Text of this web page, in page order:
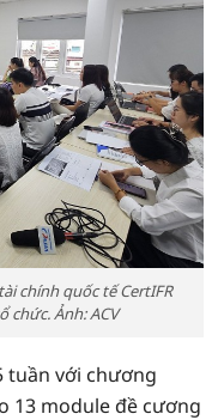
chính quốc tế CertIFR
chức. Ảnh: ACV
tuần với chương
13 module đề cương